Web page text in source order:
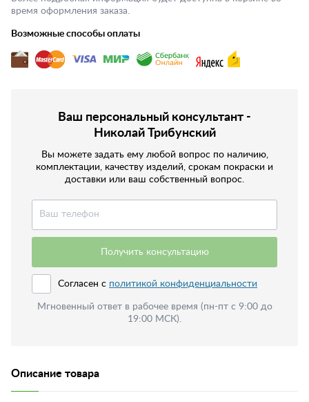
время оформления заказа.
Возможные способы оплаты
Ваш персональный консультант -
Николай Трибунский
Вы можете задать ему любой вопрос по наличию,
комплектации, качеству изделий, срокам покраски и
доставки или ваш собственный вопрос.
Получить консультацию
Согласен с политикой конфиденциальности
Мгновенный ответ в рабочее время (пн-пт с 9:00 до
19:00 МСК).
Описание товара